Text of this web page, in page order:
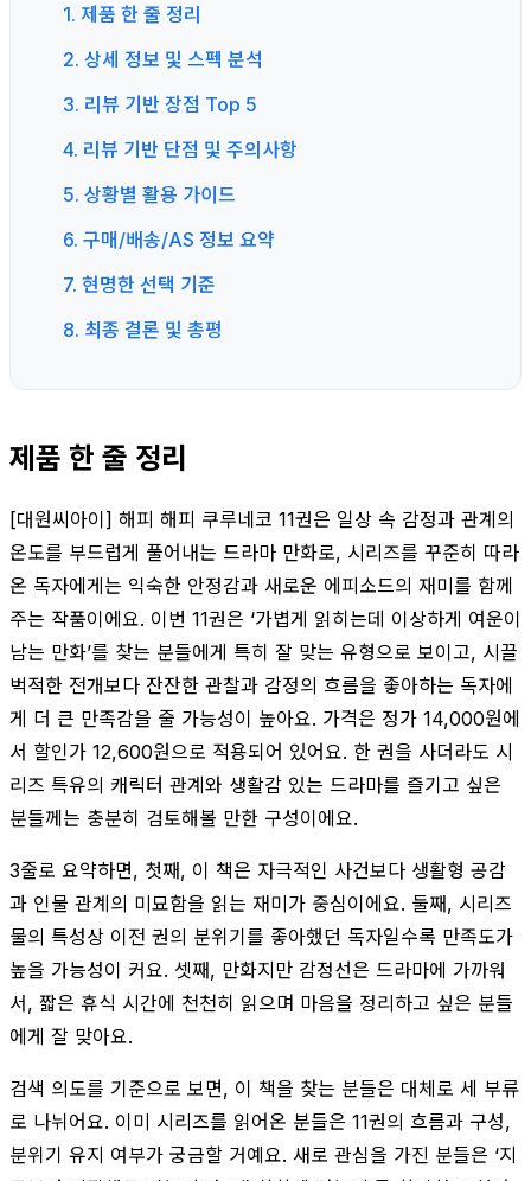
1. 제품 한 줄 정리
2. 상세 정보 및 스펙 분석
3. 리뷰 기반 장점 Top 5
4. 리뷰 기반 단점 및 주의사항
5. 상황별 활용 가이드
6. 구매/배송/AS 정보 요약
7. 현명한 선택 기준
8. 최종 결론 및 총평
제품 한 줄 정리
[대원씨아이] 해피 해피 쿠루네코 11권은 일상 속 감정과 관계의
온도를 부드럽게 풀어내는 드라마 만화로, 시리즈를 꾸준히 따라
온 독자에게는 익숙한 안정감과 새로운 에피소드의 재미를 함께
주는 작품이에요. 이번 11권은 ‘가볍게 읽히는데 이상하게 여운이
남는 만화’를 찾는 분들에게 특히 잘 맞는 유형으로 보이고, 시끌
벅적한 전개보다 잔잔한 관찰과 감정의 흐름을 좋아하는 독자에
게 더 큰 만족감을 줄 가능성이 높아요. 가격은 정가 14,000원에
서 할인가 12,600원으로 적용되어 있어요. 한 권을 사더라도 시
리즈 특유의 캐릭터 관계와 생활감 있는 드라마를 즐기고 싶은
분들께는 충분히 검토해볼 만한 구성이에요.
3줄로 요약하면, 첫째, 이 책은 자극적인 사건보다 생활형 공감
과 인물 관계의 미묘함을 읽는 재미가 중심이에요. 둘째, 시리즈
물의 특성상 이전 권의 분위기를 좋아했던 독자일수록 만족도가
높을 가능성이 커요. 셋째, 만화지만 감정선은 드라마에 가까워
서, 짧은 휴식 시간에 천천히 읽으며 마음을 정리하고 싶은 분들
에게 잘 맞아요.
검색 의도를 기준으로 보면, 이 책을 찾는 분들은 대체로 세 부류
로 나뉘어요. 이미 시리즈를 읽어온 분들은 11권의 흐름과 구성,
분위기 유지 여부가 궁금할 거예요. 새로 관심을 가진 분들은 ‘지